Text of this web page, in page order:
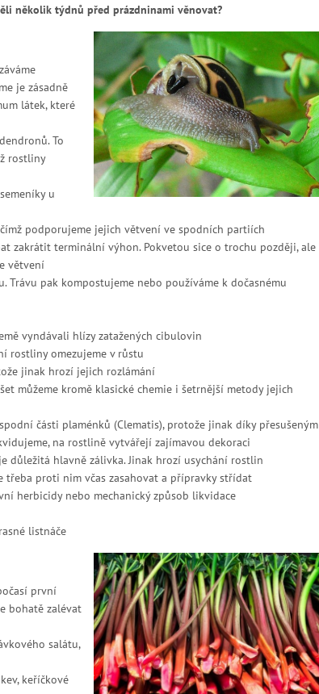
několik týdnů před prázdninami věnovat?
je zásadně
látek, které
To
rostliny
u
podporujeme jejich větvení ve spodních partiích
zakrátit terminální výhon. Pokvetou sice o trochu později, ale
větvení
Trávu pak kompostujeme nebo používáme k dočasnému
vyndávali hlízy zatažených cibulovin
rostliny omezujeme v růstu
jinak hrozí jejich rozlámání
můžeme kromě klasické chemie i šetrnější metody jejich
části plaménků (Clematis), protože jinak díky přesušeným
na rostlině vytvářejí zajímavou dekoraci
důležitá hlavně zálivka. Jinak hrozí usychání rostlin
třeba proti nim včas zasahovat a přípravky střídat
herbicidy nebo mechanický způsob likvidace
listnáče
první
bohatě zalévat
salátu,
keříčkové